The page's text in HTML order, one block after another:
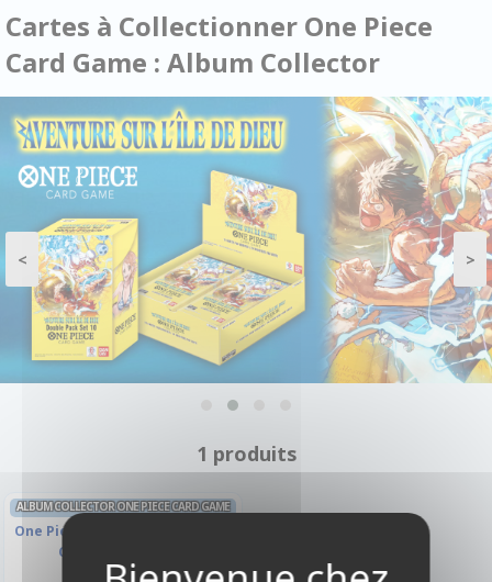
Cartes à Collectionner One Piece
Card Game : Album Collector
< >
1 produits
ALBUM COLLECTOR ONE PIECE CARD GAME
One Piece Card Game Premium
Card Collection